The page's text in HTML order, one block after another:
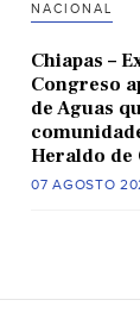
NACIONAL
Chiapas –
Congreso
de Aguas
Heraldo de
07 AGOSTO